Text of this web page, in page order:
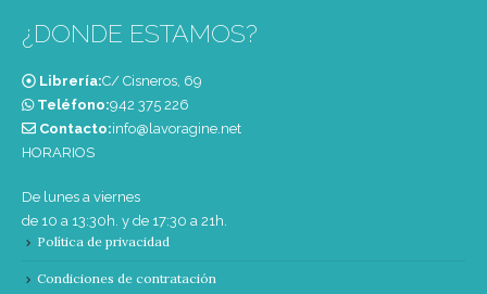
¿DONDE ESTAMOS?
Librería:C/ Cisneros, 69
Teléfono:‭942 375 226‬
Contacto:info@lavoragine.net
HORARIOS
De lunes a viernes
de 10 a 13:30h. y de 17:30 a 21h.
Política de privacidad
Condiciones de contratación